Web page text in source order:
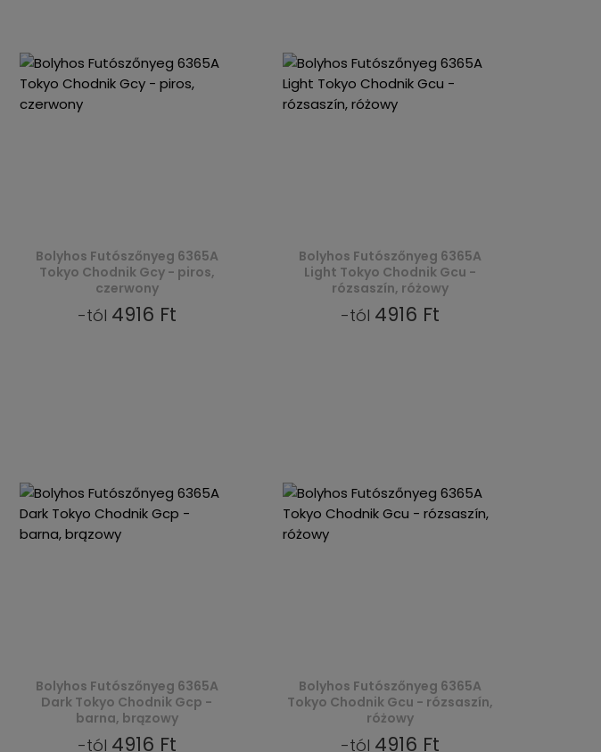
Bolyhos Futószőnyeg 6365A
Tokyo Chodnik Gcy - piros,
czerwony
-tól 4916 Ft
Bolyhos Futószőnyeg 6365A
Light Tokyo Chodnik Gcu -
rózsaszín, różowy
-tól 4916 Ft
Bolyhos Futószőnyeg 6365A
Dark Tokyo Chodnik Gcp -
barna, brązowy
-tól 4916 Ft
Bolyhos Futószőnyeg 6365A
Tokyo Chodnik Gcu - rózsaszín,
różowy
-tól 4916 Ft